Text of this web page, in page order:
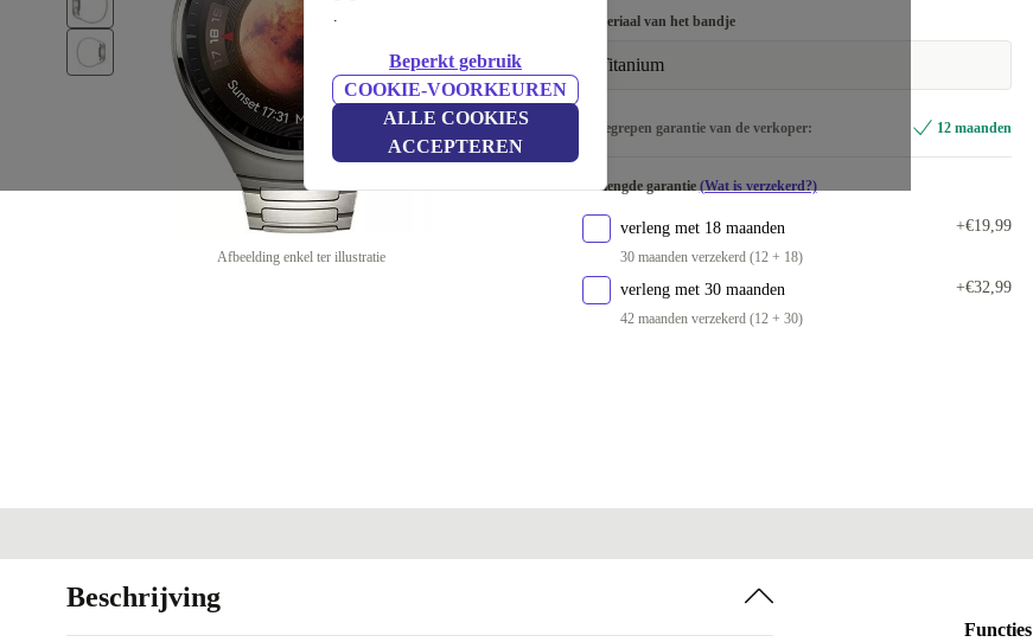
.
Beperkt gebruik
COOKIE-VOORKEUREN
ALLE COOKIES
ACCEPTEREN
Afbeelding enkel ter illustratie
Materiaal van het bandje
Titanium
Inbegrepen garantie van de verkoper: 12 maanden
Verlengde garantie (Wat is verzekerd?)
verleng met 18 maanden
30 maanden verzekerd (12 + 18)
+€19,99
verleng met 30 maanden
42 maanden verzekerd (12 + 30)
+€32,99
Functies
Beschrijving